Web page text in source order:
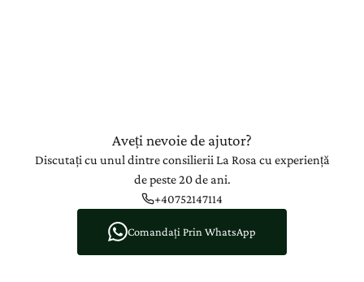
Aveți nevoie de ajutor?
Discutați cu unul dintre consilierii La Rosa cu experiență
de peste 20 de ani.
+40752147114
Comandați Prin WhatsApp